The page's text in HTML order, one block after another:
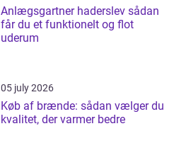
Anlægsgartner haderslev sådan
får du et funktionelt og flot
uderum
05 july 2026
Køb af brænde: sådan vælger du
kvalitet, der varmer bedre